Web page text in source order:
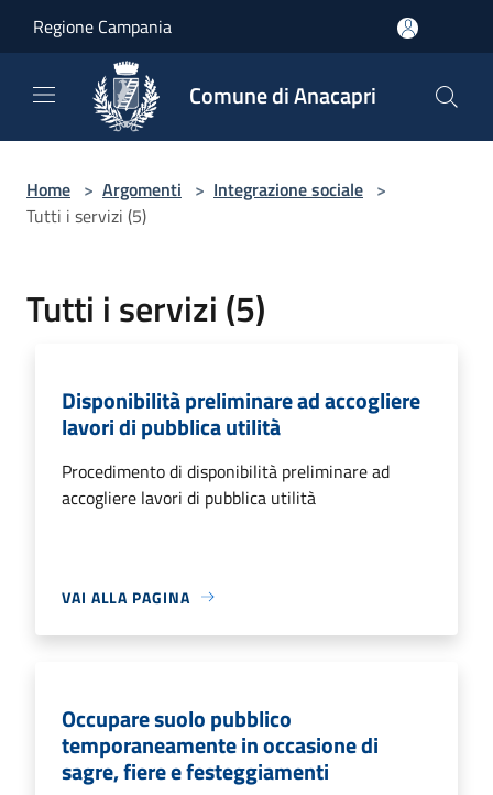
Regione Campania
Comune di Anacapri
Home > Argomenti > Integrazione sociale >
Tutti i servizi (5)
Tutti i servizi (5)
Disponibilità preliminare ad accogliere
lavori di pubblica utilità
Procedimento di disponibilità preliminare ad
accogliere lavori di pubblica utilità
VAI ALLA PAGINA
Occupare suolo pubblico
temporaneamente in occasione di
sagre, fiere e festeggiamenti